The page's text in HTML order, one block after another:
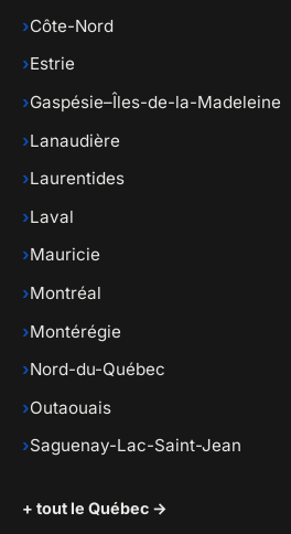
›Côte-Nord
›Estrie
›Gaspésie–Îles-de-la-Madeleine
›Lanaudière
›Laurentides
›Laval
›Mauricie
›Montréal
›Montérégie
›Nord-du-Québec
›Outaouais
›Saguenay-Lac-Saint-Jean
+ tout le Québec →